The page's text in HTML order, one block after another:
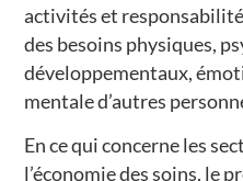
activités et
des besoins physiques,
développementaux,
mentale d’autres
En ce qui concerne les
l’économie des soins, le